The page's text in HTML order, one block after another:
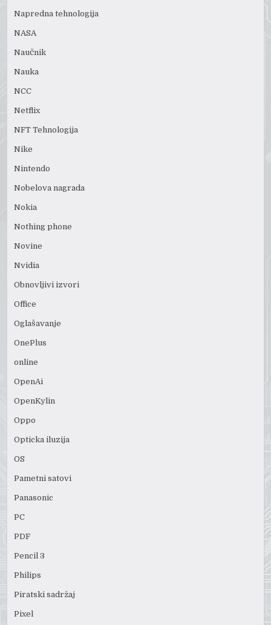
Napredna tehnologija
NASA
Naučnik
Nauka
NCC
Netflix
NFT Tehnologija
Nike
Nintendo
Nobelova nagrada
Nokia
Nothing phone
Novine
Nvidia
Obnovljivi izvori
Office
Oglašavanje
OnePlus
online
OpenAi
OpenKylin
Oppo
Opticka iluzija
OS
Pametni satovi
Panasonic
PC
PDF
Pencil 3
Philips
Piratski sadržaj
Pixel